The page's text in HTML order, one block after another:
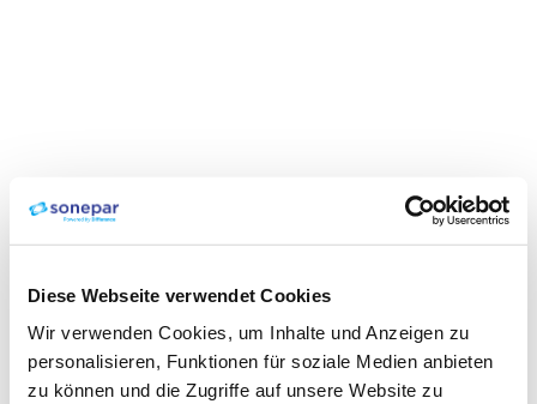
Diese Webseite verwendet Cookies
Wir verwenden Cookies, um Inhalte und Anzeigen zu
personalisieren, Funktionen für soziale Medien anbieten
zu können und die Zugriffe auf unsere Website zu